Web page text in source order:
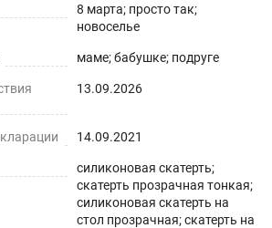
стола от отпечатков
грязи и пятен жира.
цвет вашего стола
8 марта; просто так;
новоселье
маме; бабушке; подруге
13.09.2026
14.09.2021
силиконовая скатерть;
скатерть прозрачная тонкая;
силиконовая скатерть на
стол прозрачная; скатерть на